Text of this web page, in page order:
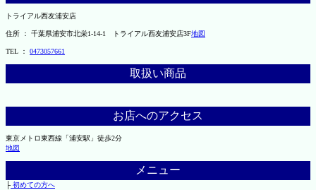
トライアル西友浦安店
住所 ： 千葉県浦安市北栄1-14-1 トライアル西友浦安店3F地図
TEL ： 0473057661
取扱い商品
お店へのアクセス
東京メトロ東西線「浦安駅」徒歩2分
地図
メニュー
├初めての方へ